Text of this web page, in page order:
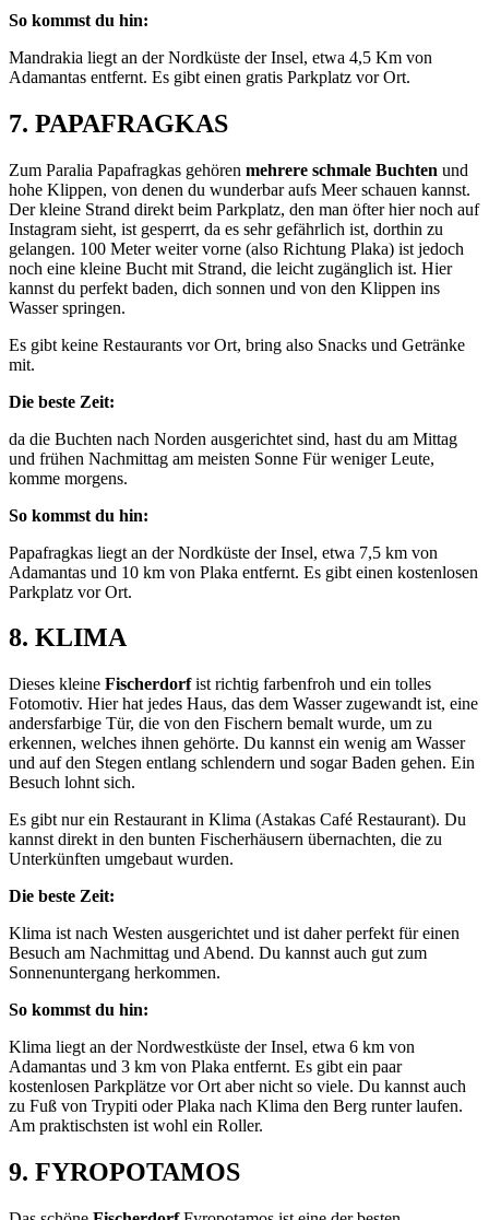
So kommst du hin:
Mandrakia liegt an der Nordküste der Insel, etwa 4,5 Km von
Adamantas entfernt. Es gibt einen gratis Parkplatz vor Ort.
7. PAPAFRAGKAS
Zum Paralia Papafragkas gehören mehrere schmale Buchten und
hohe Klippen, von denen du wunderbar aufs Meer schauen kannst.
Der kleine Strand direkt beim Parkplatz, den man öfter hier noch auf
Instagram sieht, ist gesperrt, da es sehr gefährlich ist, dorthin zu
gelangen. 100 Meter weiter vorne (also Richtung Plaka) ist jedoch
noch eine kleine Bucht mit Strand, die leicht zugänglich ist. Hier
kannst du perfekt baden, dich sonnen und von den Klippen ins
Wasser springen.
Es gibt keine Restaurants vor Ort, bring also Snacks und Getränke
mit.
Die beste Zeit:
da die Buchten nach Norden ausgerichtet sind, hast du am Mittag
und frühen Nachmittag am meisten Sonne Für weniger Leute,
komme morgens.
So kommst du hin:
Papafragkas liegt an der Nordküste der Insel, etwa 7,5 km von
Adamantas und 10 km von Plaka entfernt. Es gibt einen kostenlosen
Parkplatz vor Ort.
8. KLIMA
Dieses kleine Fischerdorfist richtig farbenfroh und ein tolles
Fotomotiv. Hier hat jedes Haus, das dem Wasser zugewandt ist, eine
andersfarbige Tür, die von den Fischern bemalt wurde, um zu
erkennen, welches ihnen gehörte. Du kannst ein wenig am Wasser
und auf den Stegen entlang schlendern und sogar Baden gehen. Ein
Besuch lohnt sich.
Es gibt nur ein Restaurant in Klima (Astakas Café Restaurant). Du
kannst direkt in den bunten Fischerhäusern übernachten, die zu
Unterkünften umgebaut wurden.
Die beste Zeit:
Klima ist nach Westen ausgerichtet und ist daher perfekt für einen
Besuch am Nachmittag und Abend. Du kannst auch gut zum
Sonnenuntergang herkommen.
So kommst du hin:
Klima liegt an der Nordwestküste der Insel, etwa 6 km von
Adamantas und 3 km von Plaka entfernt. Es gibt ein paar
kostenlosen Parkplätze vor Ort aber nicht so viele. Du kannst auch
zu Fuß von Trypiti oder Plaka nach Klima den Berg runter laufen.
Am praktischsten ist wohl ein Roller.
9. FYROPOTAMOS